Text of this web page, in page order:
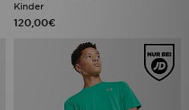
Kinder
120,00€